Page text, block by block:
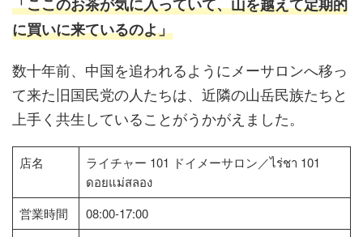
に買いに来ているのよ」
数十年前、中国を追われるようにメーサロンへ移っ
て来た旧国民党の人たちは、近隣の山岳民族たちと
上手く共生していることがうかがえました。
店名
ライチャー 101 ドイメーサロン／ไร่ชา 101
ดอยแม่สลอง
営業時間
08:00-17:00